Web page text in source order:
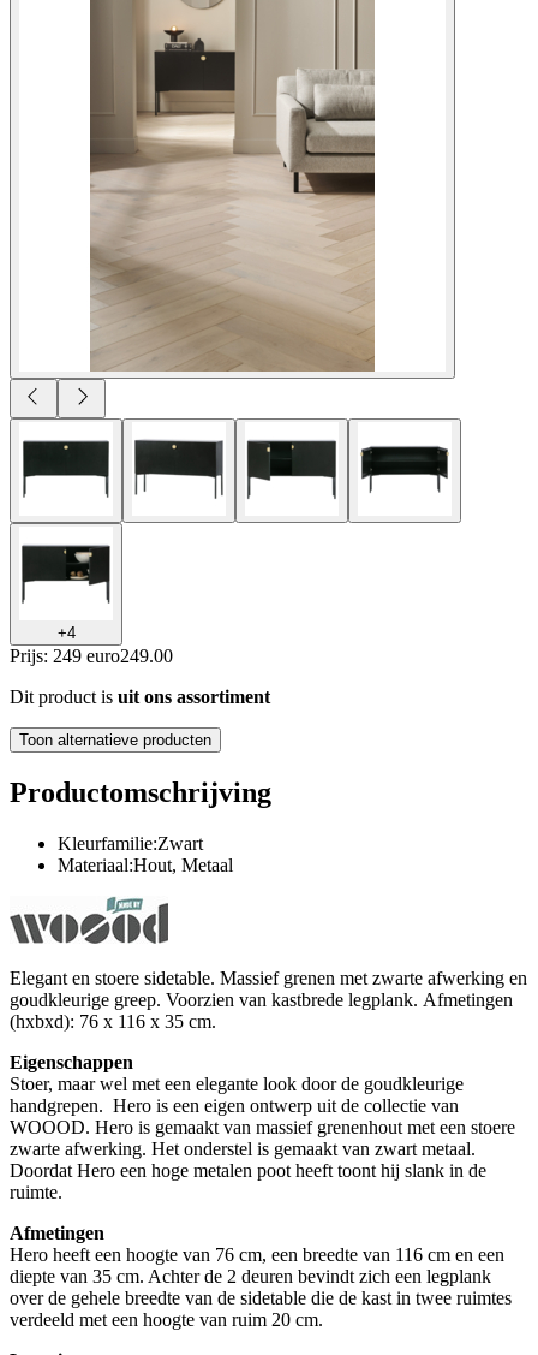
+4
Prijs: 249 euro249.00
Dit product is uit ons assortiment
Toon alternatieve producten
Productomschrijving
Kleurfamilie:Zwart
Materiaal:Hout, Metaal
Elegant en stoere sidetable. Massief grenen met zwarte afwerking en
goudkleurige greep. Voorzien van kastbrede legplank. Afmetingen
(hxbxd): 76 x 116 x 35 cm.
Eigenschappen
Stoer, maar wel met een elegante look door de goudkleurige
handgrepen. Hero is een eigen ontwerp uit de collectie van
WOOOD. Hero is gemaakt van massief grenenhout met een stoere
zwarte afwerking. Het onderstel is gemaakt van zwart metaal.
Doordat Hero een hoge metalen poot heeft toont hij slank in de
ruimte.
Afmetingen
Hero heeft een hoogte van 76 cm, een breedte van 116 cm en een
diepte van 35 cm. Achter de 2 deuren bevindt zich een legplank
over de gehele breedte van de sidetable die de kast in twee ruimtes
verdeeld met een hoogte van ruim 20 cm.